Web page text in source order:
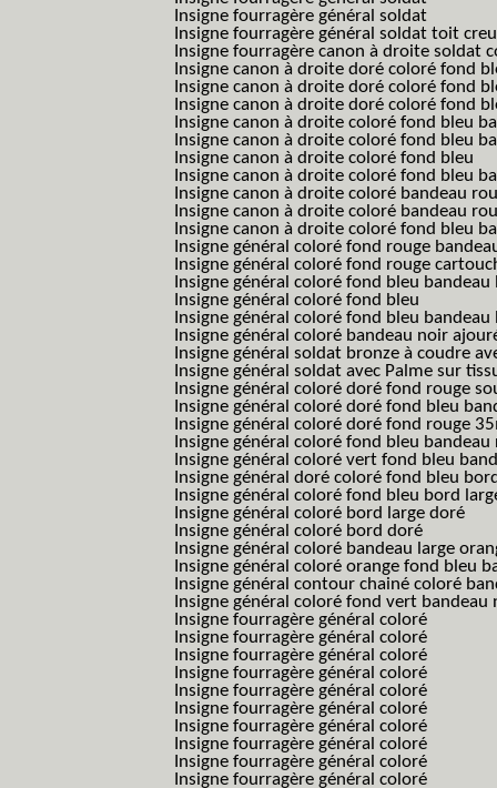
Insigne fourragère général soldat
Insigne fourragère général soldat toit
Insigne fourragère canon à droite soldat
Insigne canon à droite doré coloré fond
Insigne canon à droite doré coloré fond
Insigne canon à droite doré coloré fond
Insigne canon à droite coloré fond bleu
Insigne canon à droite coloré fond bleu
Insigne canon à droite coloré fond bleu
Insigne canon à droite coloré fond bleu
Insigne canon à droite coloré bandeau
Insigne canon à droite coloré bandeau
Insigne canon à droite coloré fond bleu
Insigne général coloré fond rouge
Insigne général coloré fond rouge
Insigne général coloré fond bleu bandeau
Insigne général coloré fond bleu
Insigne général coloré fond bleu bandeau
Insigne général coloré bandeau noir
Insigne général soldat bronze à coudre
Insigne général soldat avec Palme sur
Insigne général coloré doré fond rouge
Insigne général coloré doré fond bleu
Insigne général coloré doré fond rouge
Insigne général coloré fond bleu
Insigne général coloré vert fond bleu
Insigne général doré coloré fond bleu
Insigne général coloré fond bleu bord
Insigne général coloré bord large doré
Insigne général coloré bord doré
Insigne général coloré bandeau large
Insigne général coloré orange fond bleu
Insigne général contour chainé coloré
Insigne général coloré fond vert bandeau
Insigne fourragère général coloré
Insigne fourragère général coloré
Insigne fourragère général coloré
Insigne fourragère général coloré
Insigne fourragère général coloré
Insigne fourragère général coloré
Insigne fourragère général coloré
Insigne fourragère général coloré
Insigne fourragère général coloré
Insigne fourragère général coloré